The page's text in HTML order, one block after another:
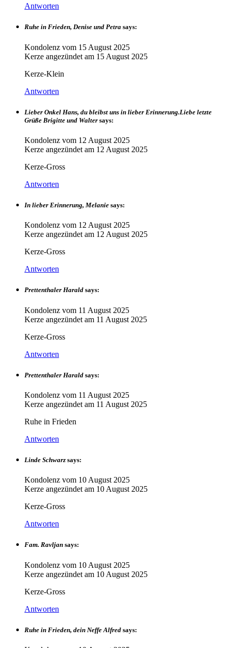
Antworten
Ruhe in Frieden, Denise und Petra says:
Kondolenz vom 15 August 2025
Kerze angezündet am 15 August 2025
Kerze-Klein
Antworten
Lieber Onkel Hans, du bleibst uns in lieber Erinnerung.Liebe letzte
Grüße Brigitte und Walter says:
Kondolenz vom 12 August 2025
Kerze angezündet am 12 August 2025
Kerze-Gross
Antworten
In lieber Erinnerung, Melanie says:
Kondolenz vom 12 August 2025
Kerze angezündet am 12 August 2025
Kerze-Gross
Antworten
Prettenthaler Harald says:
Kondolenz vom 11 August 2025
Kerze angezündet am 11 August 2025
Kerze-Gross
Antworten
Prettenthaler Harald says:
Kondolenz vom 11 August 2025
Kerze angezündet am 11 August 2025
Ruhe in Frieden
Antworten
Linde Schwarz says:
Kondolenz vom 10 August 2025
Kerze angezündet am 10 August 2025
Kerze-Gross
Antworten
Fam. Ravljan says:
Kondolenz vom 10 August 2025
Kerze angezündet am 10 August 2025
Kerze-Gross
Antworten
Ruhe in Frieden, dein Neffe Alfred says: